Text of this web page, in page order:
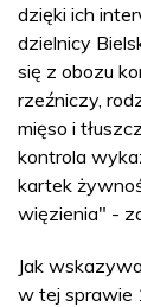
dzięki ich
dzielnicy
się z obozu
rzeźniczy,
mięso i
kontrola
kartek
więzienia" -
Jak
w tej sprawie